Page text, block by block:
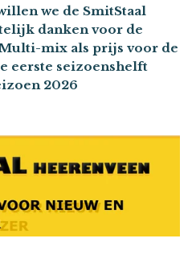
we de SmitStaal
danken voor de
mix als prijs voor de
eerste seizoenshelft
2026